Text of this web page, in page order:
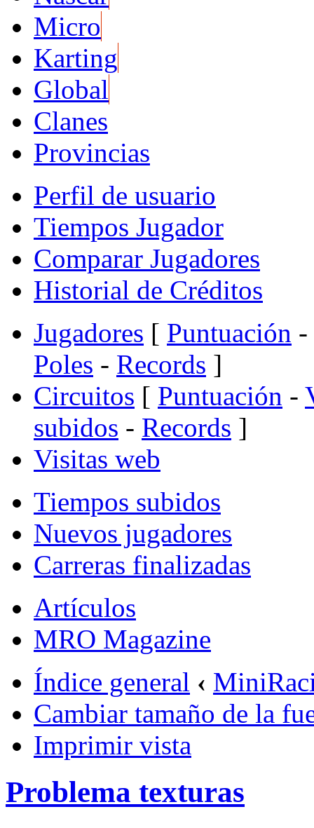
Micro
Karting
Global
Clanes
Provincias
Perfil de usuario
Tiempos Jugador
Comparar Jugadores
Historial de Créditos
Jugadores [ Puntuación -
Poles - Records ]
Circuitos [ Puntuación -
subidos - Records ]
Visitas web
Tiempos subidos
Nuevos jugadores
Carreras finalizadas
Artículos
MRO Magazine
Índice general ‹
Cambiar tamaño de la
Imprimir vista
Problema texturas